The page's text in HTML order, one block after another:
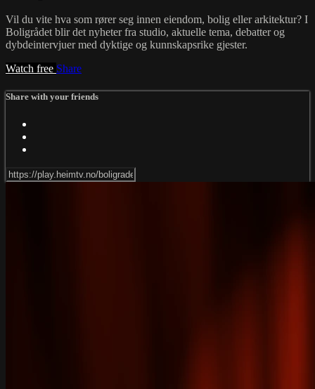
Vil du vite hva som rører seg innen eiendom, bolig eller arkitektur? I
Boligrådet blir det nyheter fra studio, aktuelle tema, debatter og
dybdeintervjuer med dyktige og kunnskapsrike gjester.
Watch free Share
Share with your friends